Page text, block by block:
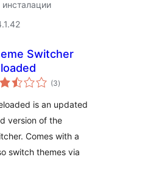
Switcher
(3общо
оценки
)
is an updated
version of the
Comes with a
switch themes via